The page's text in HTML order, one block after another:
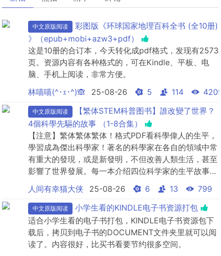
中文原版阅读
彩图版《环球国家地理百科全书 (全10册)
》（epub+mobi+azw3+pdf）
这是10册的合订本，今天转化成pdf格式，发现有2573
页。资源内容有各种格式的，可在Kindle、平板、电
脑、手机上阅读，非常方便。
林喵喵(^･ｪ･^)🙈
25-08-26 5 114
中文原版阅读
【繁体STEM科普图书】誰改變了世界？
4個科學先驅的故事 （1-8合集）
【注意】繁体繁体繁体！格式PDF看科學偉人的生平，
學習成為傑出科學家！著名的科學家在各自的領域中常
有重大的發現，或是新發明，不但改善人類生活，甚至
影響了世界發展。每一本介绍四位科学家的生平故事，
共八本。第一集包括：「電磁先驅」法拉第（電學）、
「微生物殺手」巴斯德（生物）、「科學的魔法師」愛
迪生（電學）、「鐳的研究者」瑪麗．居禮（化學）第
二集包括：「數學與物理的傳說巨人」亞基米德、地動
說的提倡者「告...
人间有幸猫大侠 25-08-26 6 13 799
中文原版阅读
小学生看的KINDLE电子书资源打包
适合小学生看的电子书打包，KINDLE电子书资源包下
载后，拷贝到电子书的DOCUMENT文件夹里就可以阅
读了。内容很好，比买书看要节约很多空间。